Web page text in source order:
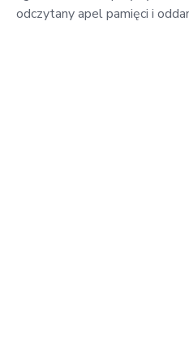
odczytany apel pamięci i